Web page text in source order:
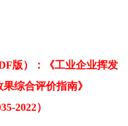
版）：《工业企业挥发
综合评价指南》
2022）